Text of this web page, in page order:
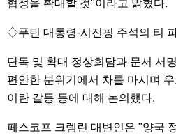
협정을 확대할 것"이라고 밝혔다.
◇푸틴 대통령-시진핑 주석의 티
단독 및 확대 정상회담과 문서 서
편안한 분위기에서 차를 마시며
이란 갈등 등에 대해 논의했다.
페스코프 크렘린 대변인은 "양국